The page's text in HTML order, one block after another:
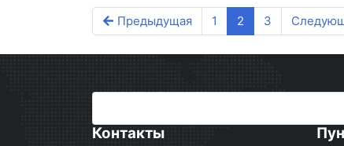
Предыдущая 1 2 3
Контакты